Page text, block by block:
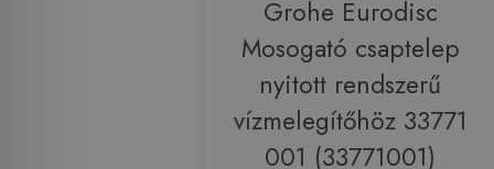
Grohe Eurodisc
Mosogató csaptelep
nyitott rendszerű
vízmelegítőhöz 33771
001 (33771001)